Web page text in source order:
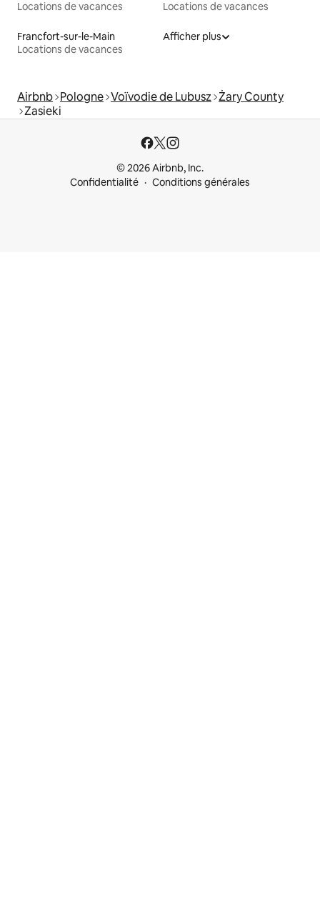
Locations de vacances Locations de vacances
Francfort-sur-le-Main
Locations de vacances
Afficher plus
Airbnb Pologne Voïvodie de Lubusz Żary County
Zasieki
© 2026 Airbnb, Inc.
Confidentialité
Conditions générales